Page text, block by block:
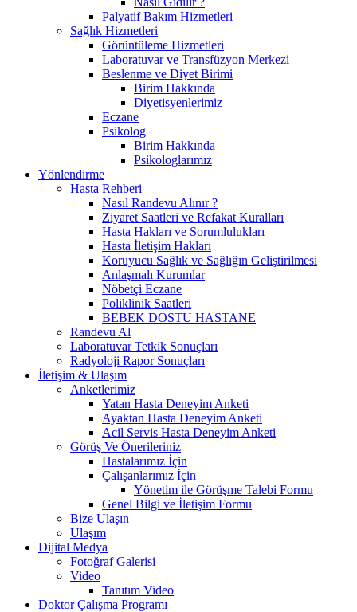
Palyatif Bakım Hizmetleri
Sağlık Hizmetleri
Görüntüleme Hizmetleri
Laboratuvar ve Transfüzyon Merkezi
Beslenme ve Diyet Birimi
Birim Hakkında
Diyetisyenlerimiz
Eczane
Psikolog
Birim Hakkında
Psikologlarımız
Yönlendirme
Hasta Rehberi
Nasıl Randevu Alınır ?
Ziyaret Saatleri ve Refakat Kuralları
Hasta Hakları ve Sorumlulukları
Hasta İletişim Hakları
Koruyucu Sağlık ve Sağlığın Geliştirilmesi
Anlaşmalı Kurumlar
Nöbetçi Eczane
Poliklinik Saatleri
BEBEK DOSTU HASTANE
Randevu Al
Laboratuvar Tetkik Sonuçları
Radyoloji Rapor Sonuçları
İletişim & Ulaşım
Anketlerimiz
Yatan Hasta Deneyim Anketi
Ayaktan Hasta Deneyim Anketi
Acil Servis Hasta Deneyim Anketi
Görüş Ve Önerileriniz
Hastalarımız İçin
Çalışanlarımız İçin
Yönetim ile Görüşme Talebi Formu
Genel Bilgi ve İletişim Formu
Bize Ulaşın
Ulaşım
Dijital Medya
Fotoğraf Galerisi
Video
Tanıtım Video
Doktor Çalışma Programı